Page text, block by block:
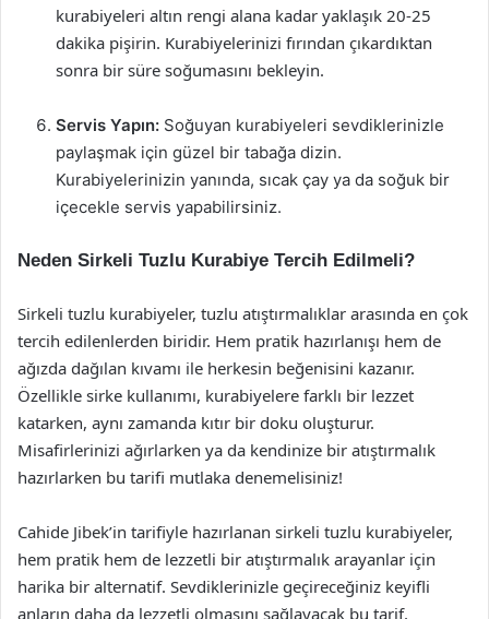
kurabiyeleri altın rengi alana kadar yaklaşık 20-25
dakika pişirin. Kurabiyelerinizi fırından çıkardıktan
sonra bir süre soğumasını bekleyin.
Servis Yapın: Soğuyan kurabiyeleri sevdiklerinizle
paylaşmak için güzel bir tabağa dizin.
Kurabiyelerinizin yanında, sıcak çay ya da soğuk bir
içecekle servis yapabilirsiniz.
Neden Sirkeli Tuzlu Kurabiye Tercih Edilmeli?
Sirkeli tuzlu kurabiyeler, tuzlu atıştırmalıklar arasında en çok
tercih edilenlerden biridir. Hem pratik hazırlanışı hem de
ağızda dağılan kıvamı ile herkesin beğenisini kazanır.
Özellikle sirke kullanımı, kurabiyelere farklı bir lezzet
katarken, aynı zamanda kıtır bir doku oluşturur.
Misafirlerinizi ağırlarken ya da kendinize bir atıştırmalık
hazırlarken bu tarifi mutlaka denemelisiniz!
Cahide Jibek’in tarifiyle hazırlanan sirkeli tuzlu kurabiyeler,
hem pratik hem de lezzetli bir atıştırmalık arayanlar için
harika bir alternatif. Sevdiklerinizle geçireceğiniz keyifli
anların daha da lezzetli olmasını sağlayacak bu tarif,